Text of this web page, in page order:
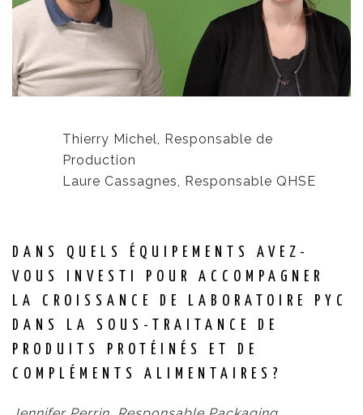
Thierry Michel, Responsable de
Production
Laure Cassagnes, Responsable QHSE
DANS QUELS ÉQUIPEMENTS AVEZ-
VOUS INVESTI POUR ACCOMPAGNER
LA CROISSANCE DE LABORATOIRE PYC
DANS LA SOUS-TRAITANCE DE
PRODUITS PROTÉINÉS ET DE
COMPLÉMENTS ALIMENTAIRES?